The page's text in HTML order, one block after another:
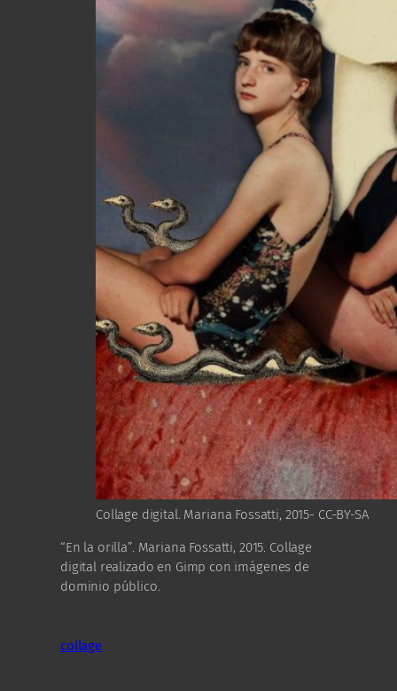
Collage digital. Mariana Fossatti, 2015- CC-BY-SA
“En la orilla”. Mariana Fossatti, 2015. Collage
digital realizado en Gimp con imágenes de
dominio público.
collage